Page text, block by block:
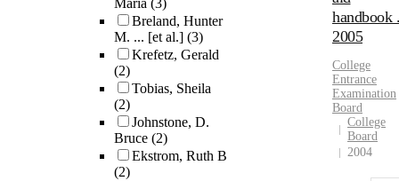
Maria (3)
Breland, Hunter
M. ... [et al.] (3)
Krefetz, Gerald
(2)
Tobias, Sheila
(2)
Johnstone, D.
Bruce (2)
Ekstrom, Ruth B
(2)
handbook .
2005
College
Entrance
Examination
Board
College
Board
2004